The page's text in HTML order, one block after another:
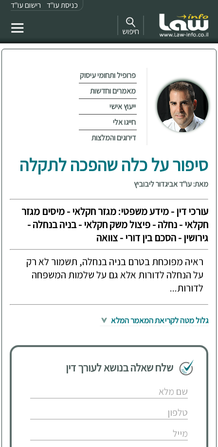
כניסת עו"ד רישום עו"ד
חיפוש
פרופיל ותחומי עיסוק
מאמרים וחדשות
ייעוץ אישי
חייגו אלי
דירוגים והמלצות
סיפור על כלה שהפכה לתקלה
מאת: עו"ד אביגדור ליבוביץ
עורכי דין - מידע משפטי: מגזר חקלאי - מיסים מגזר
חקלאי - נחלה - פיצול משק חקלאי - בניה בנחלה -
גירושין - הסכם בין דורי - צוואה
ראיה מפוכחת בטרם בניה בנחלה, תשמור לא רק
על הנחלה לדורות אלא גם על שלמות המשפחה
לדורות...
גלול מטה לקריאת המאמר המלא
שלח שאלה בנושא לעורך דין